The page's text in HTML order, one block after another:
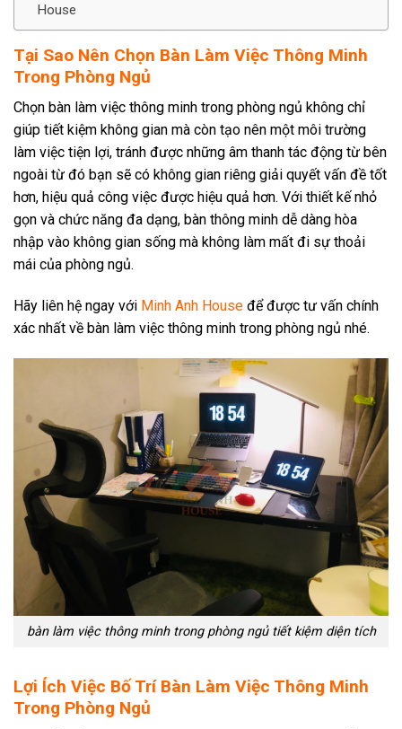
House
Tại Sao Nên Chọn Bàn Làm Việc Thông Minh
Trong Phòng Ngủ
Chọn bàn làm việc thông minh trong phòng ngủ không chỉ
giúp tiết kiệm không gian mà còn tạo nên một môi trường
làm việc tiện lợi, tránh được những âm thanh tác động từ bên
ngoài từ đó bạn sẽ có không gian riêng giải quyết vấn đề tốt
hơn, hiệu quả công việc được hiệu quả hơn. Với thiết kế nhỏ
gọn và chức năng đa dạng, bàn thông minh dễ dàng hòa
nhập vào không gian sống mà không làm mất đi sự thoải
mái của phòng ngủ.
Hãy liên hệ ngay với Minh Anh House để được tư vấn chính
xác nhất về bàn làm việc thông minh trong phòng ngủ nhé.
bàn làm việc thông minh trong phòng ngủ tiết kiệm diện tích
Lợi Ích Việc Bố Trí Bàn Làm Việc Thông Minh
Trong Phòng Ngủ